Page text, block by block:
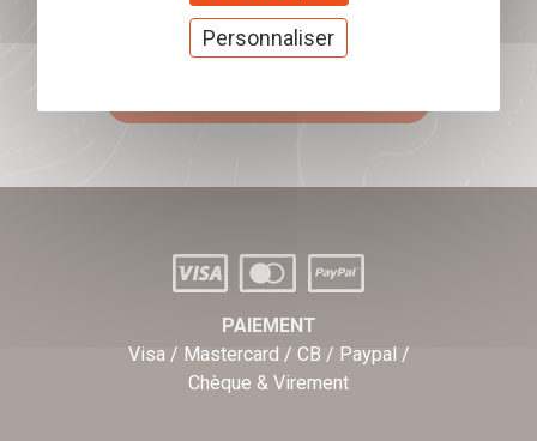
Offrez nos chèques
cadeaux
PAIEMENT
Visa / Mastercard / CB / Paypal /
Chèque & Virement
Personnaliser